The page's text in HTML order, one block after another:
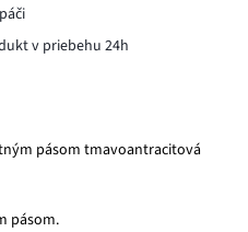
v priebehu 24h
pásom tmavoantracitová
pásom.